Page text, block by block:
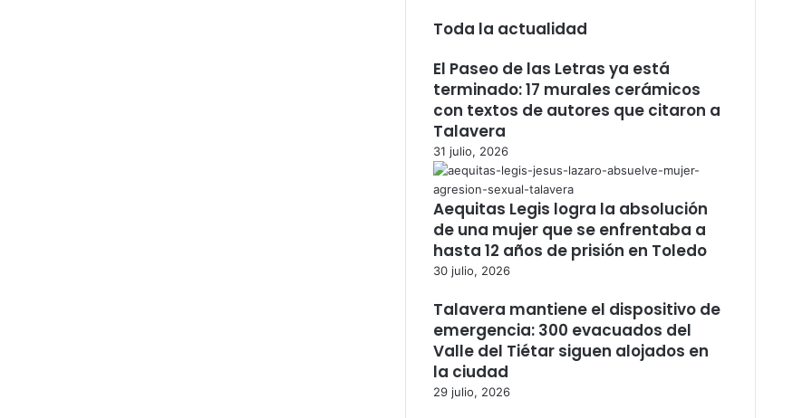
Toda la actualidad
El Paseo de las Letras ya está
terminado: 17 murales cerámicos
con textos de autores que citaron a
Talavera
31 julio, 2026
Aequitas Legis logra la absolución
de una mujer que se enfrentaba a
hasta 12 años de prisión en Toledo
30 julio, 2026
Talavera mantiene el dispositivo de
emergencia: 300 evacuados del
Valle del Tiétar siguen alojados en
la ciudad
29 julio, 2026